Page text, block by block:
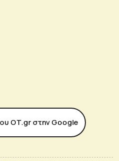
ΟΤ.gr στην Google